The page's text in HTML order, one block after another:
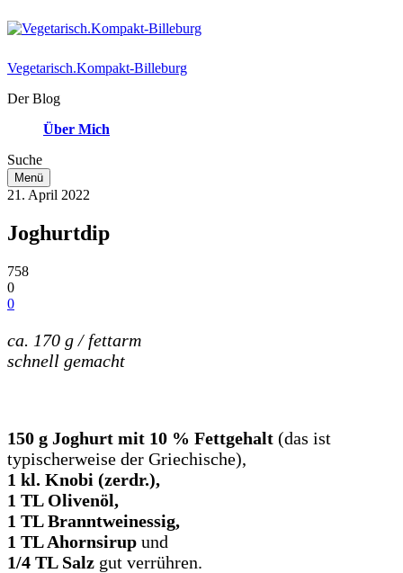
Vegetarisch.Kompakt-Billeburg
Der Blog
Über Mich
Suche
Menü
21. April 2022
Joghurtdip
758
0
0
ca. 170 g / fettarm
schnell gemacht
150 g Joghurt mit 10 % Fettgehalt (das ist
typischerweise der Griechische),
1 kl. Knobi (zerdr.),
1 TL Olivenöl,
1 TL Branntweinessig,
1 TL Ahornsirup und
1/4 TL Salz gut verrühren.